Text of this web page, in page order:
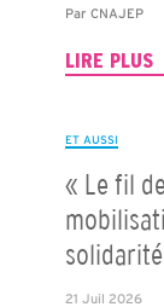
Par CNAJEP
LIRE PLUS
ET AUSSI
« Le fil
21 Juil 2026